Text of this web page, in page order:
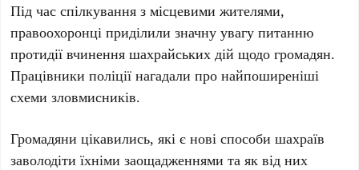
Під час спілкування з місцевими жителями,
правоохоронці приділили значну увагу питанню
протидії вчинення шахрайських дій щодо громадян.
Працівники поліції нагадали про найпоширеніші
схеми зловмисників.
Громадяни цікавились, які є нові способи шахраїв
заволодіти їхніми заощадженнями та як від них